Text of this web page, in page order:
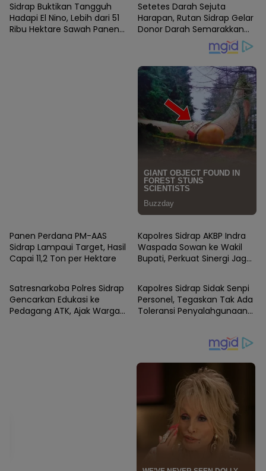
Sidrap Buktikan Tangguh
Hadapi El Nino, Lebih dari 51
Ribu Hektare Sawah Panen
Setetes Darah Sejuta
Harapan, Rutan Sidrap Gelar
Donor Darah Semarakkan
HUT Ke-81 Kemerdekaan RI
Panen Perdana PM-AAS
Sidrap Lampaui Target, Hasil
Capai 11,2 Ton per Hektare
Kapolres Sidrap AKBP Indra
Waspada Sowan ke Wakil
Bupati, Perkuat Sinergi Jaga
SIDRAP
Satresnarkoba Polres Sidrap
Gencarkan Edukasi ke
Pedagang ATK, Ajak Warga
SIDRAP
Kapolres Sidrap Sidak Senpi
Personel, Tegaskan Tak Ada
Toleransi Penyalahgunaan